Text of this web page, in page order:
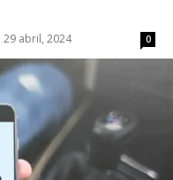
29 abril, 2024 0